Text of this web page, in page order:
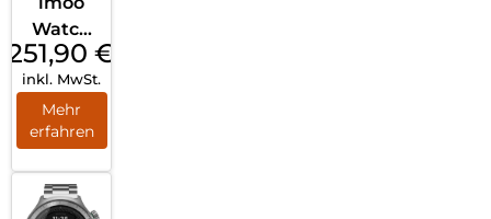
Watch
Phone
X10
Rosa
251,90 €
inkl. MwSt.
Mehr
erfahren